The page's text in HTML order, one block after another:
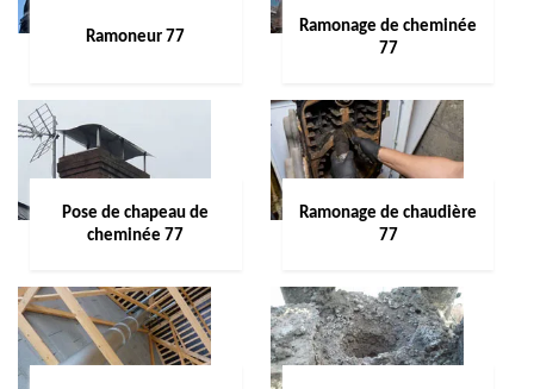
Ramoneur 77
Ramonage de cheminée
77
Pose de chapeau de
cheminée 77
Ramonage de chaudière
77